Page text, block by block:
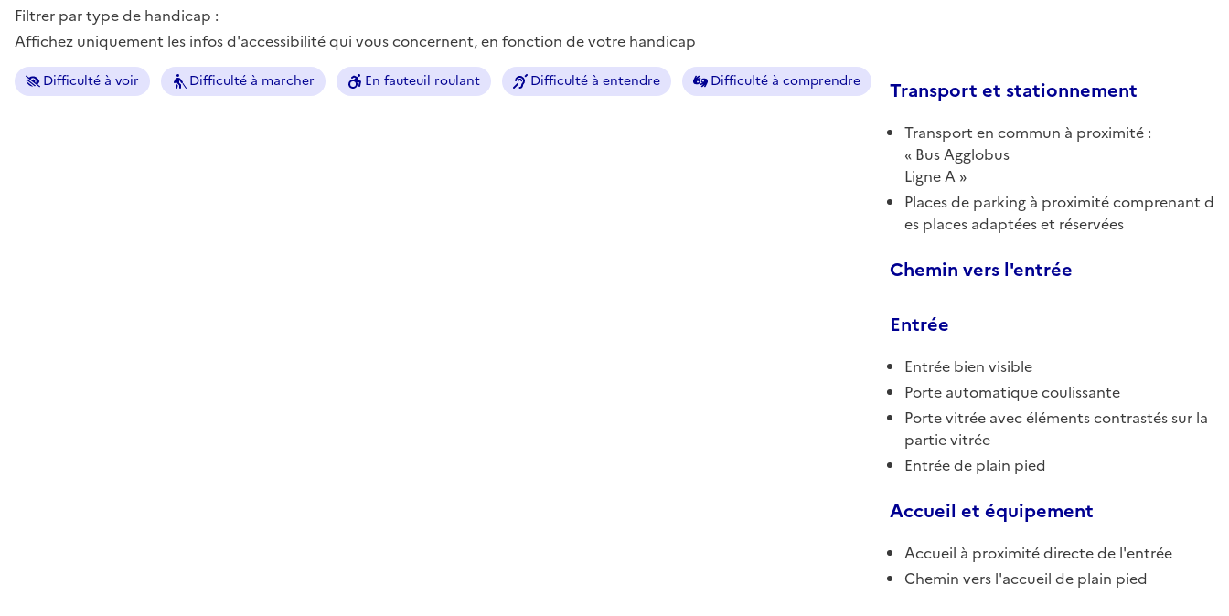
Filtrer par type de handicap :
Affichez uniquement les infos d'accessibilité qui vous concernent, en fonction de votre handicap
Difficulté à voir Difficulté à marcher En fauteuil roulant Difficulté à entendre Difficulté à comprendre Transport et stationnement
Transport en commun à proximité :
Bus Agglobus
Ligne A
Places de parking à proximité comprenant d
es places adaptées et réservées
Chemin vers l'entrée
Entrée
Entrée bien visible
Porte automatique coulissante
Porte vitrée avec éléments contrastés sur la
partie vitrée
Entrée de plain pied
Accueil et équipement
Accueil à proximité directe de l'entrée
Chemin vers l'accueil de plain pied